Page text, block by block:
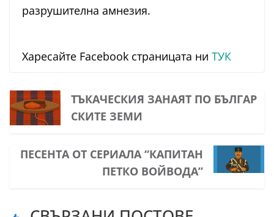
разрушителна амнезия.
Харесайте Facebook страницата ни ТУК
ТЪКАЧЕСКИЯ ЗАНАЯТ ПО БЪЛГАР
СКИТЕ ЗЕМИ
ПЕСЕНТА ОТ СЕРИАЛА “КАПИТАН
ПЕТКО ВОЙВОДА”